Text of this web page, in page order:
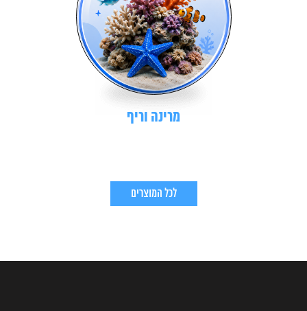
מרינה וריף
לכל המוצרים